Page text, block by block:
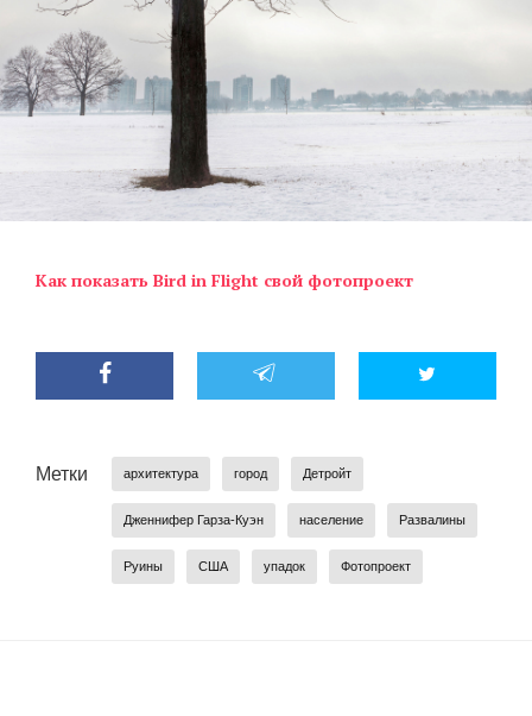
Как показать Bird in Flight свой фотопроект
Метки архитектура город Детройт
Дженнифер Гарза-Куэн население Развалины
Руины США упадок Фотопроект